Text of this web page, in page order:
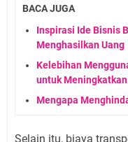
BACA JUGA
Inspirasi Ide Bisnis
Menghasilkan Uang
Kelebihan
untuk
Mengapa
Selain itu, biaya